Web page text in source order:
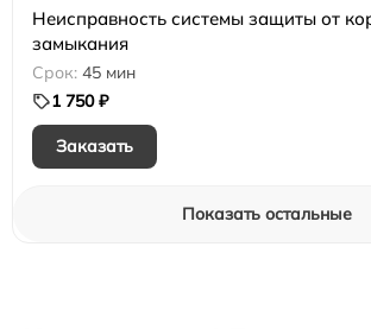
Неисправность системы защиты от
замыкания
45 мин
1 750 ₽
Заказать
Показать остальные